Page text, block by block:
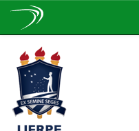
navigation